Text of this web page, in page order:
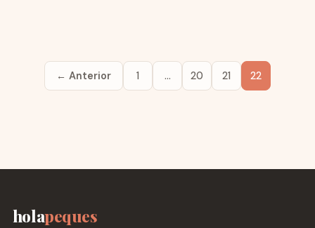
← Anterior 1 … 20 21 22
holapeques